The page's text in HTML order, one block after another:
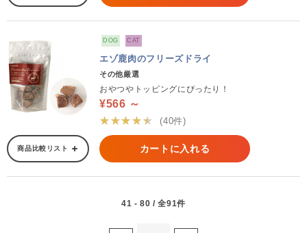
DOG CAT
エゾ鹿肉のフリーズドライ
その他厳選
おやつやトッピングにぴったり！
¥566 ～
★★★★★
(40件)
商品比較リスト カートに入れる
41 - 80 / 全91件